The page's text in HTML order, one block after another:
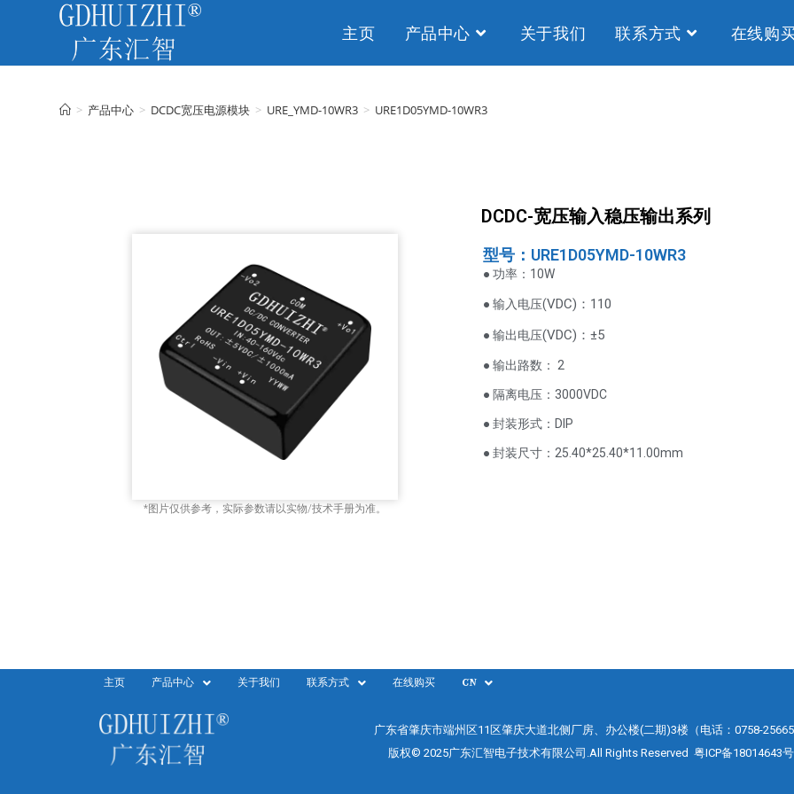
主页 产品中心 关于我们 联系方式 在线购
> 产品中心 > DCDC宽压电源模块 > URE_YMD-10WR3 > URE1D05YMD-10WR3
DCDC-宽压输入稳压输出系列
*图片仅供参考，实际参数请以实物/技术手册为准。
型号：URE1D05YMD-10WR3
● 功率：10W
● 输入电压(VDC)：110
● 输出电压(VDC) ：±5
● 输出路数： 2
● 隔离电压：3000VDC
● 封装形式：DIP
● 封装尺寸：25.40*25.40*11.00mm
主页 产品中心 关于我们 联系方式 在线购买 CN
广东省肇庆市端州区11区肇庆大道北侧厂房、办公楼(二期)3楼（电话：0758-
版权© 2025广东汇智电子技术有限公司.All Rights Reserved 粤ICP备18014643